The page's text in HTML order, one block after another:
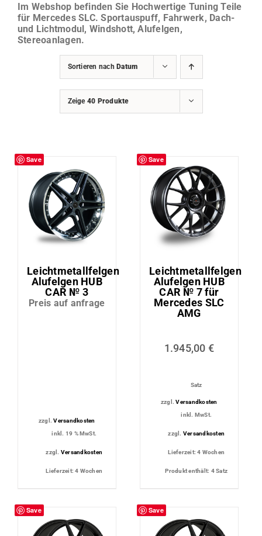
Im Webshop befinden Sie Hochwertige Tuning Teile
für Mercedes SLC. Sportauspuff, Fahrwerk, Dach-
und Lichtmodul, Windshott, Alufelgen,
Stereoanlagen.
Sortieren nach Datum
Zeige 40 Produkte
Save
Leichtmetallfelgen
Alufelgen HUB
CAR № 3
Preis auf anfrage
zzgl.Versandkosten
inkl. 19 % MwSt.
zzgl. Versandkosten
Lieferzeit:4 Wochen
Save
Leichtmetallfelgen
Alufelgen HUB
CAR № 7 für
Mercedes SLC
AMG
1.945,00 €
Satz
zzgl.Versandkosten
inkl. MwSt.
zzgl. Versandkosten
Lieferzeit:4 Wochen
Produkt enthält: 4Satz
Save Save